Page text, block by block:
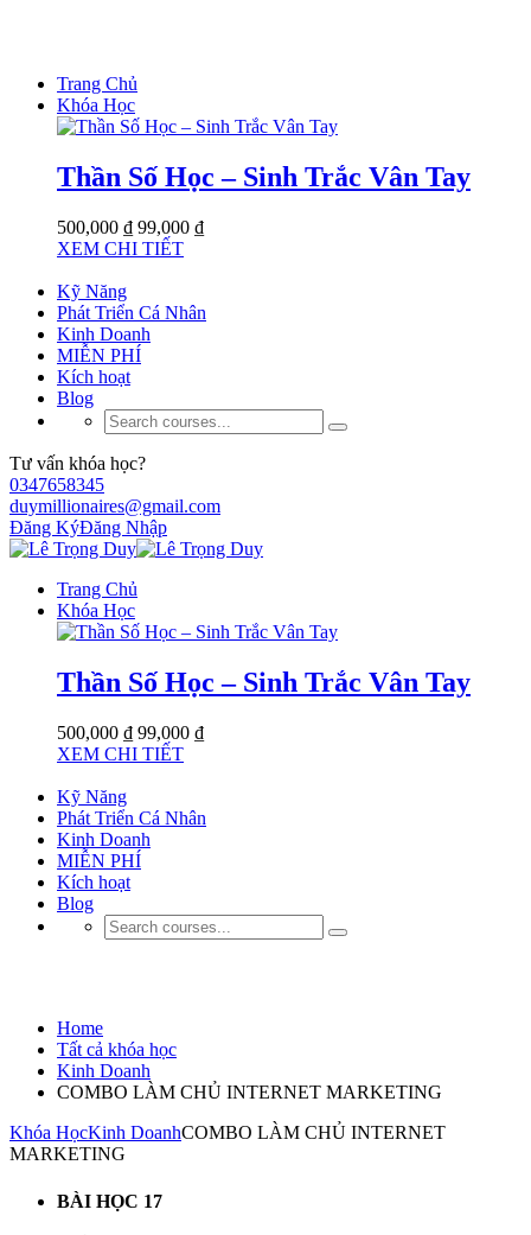
Trang Chủ
Khóa Học
Thần Số Học – Sinh Trắc Vân Tay
500,000 ₫ 99,000 ₫
XEM CHI TIẾT
Kỹ Năng
Phát Triển Cá Nhân
Kinh Doanh
MIỄN PHÍ
Kích hoạt
Blog
Tư vấn khóa học?
0347658345
duymillionaires@gmail.com
Đăng KýĐăng Nhập
Trang Chủ
Khóa Học
Thần Số Học – Sinh Trắc Vân Tay
500,000 ₫ 99,000 ₫
XEM CHI TIẾT
Kỹ Năng
Phát Triển Cá Nhân
Kinh Doanh
MIỄN PHÍ
Kích hoạt
Blog
Home
Tất cả khóa học
Kinh Doanh
COMBO LÀM CHỦ INTERNET MARKETING
Khóa HọcKinh DoanhCOMBO LÀM CHỦ INTERNET
MARKETING
BÀI HỌC 17